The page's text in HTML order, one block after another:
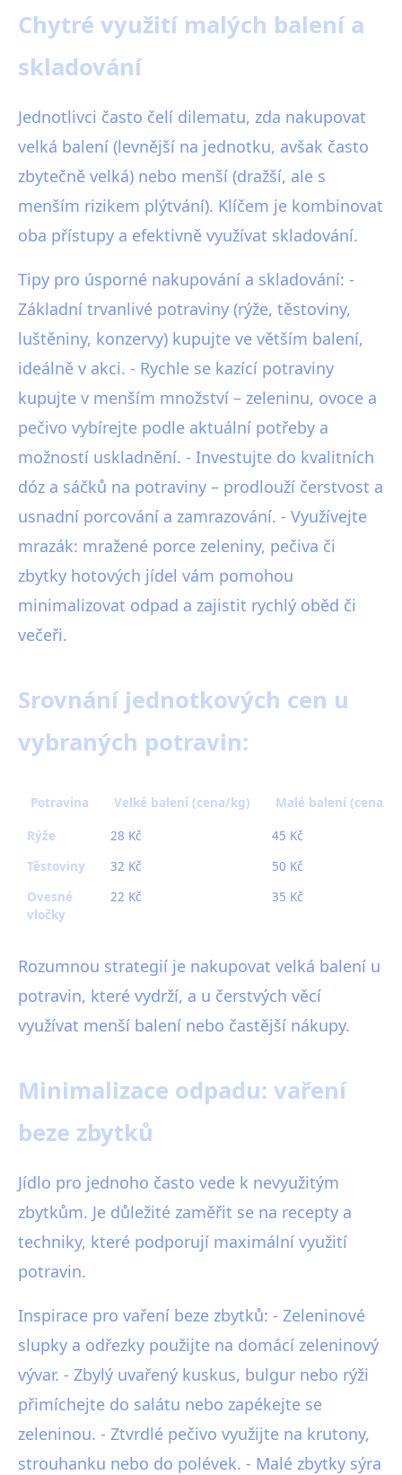
Chytré využití malých balení a
skladování
Jednotlivci často čelí dilematu, zda nakupovat
velká balení (levnější na jednotku, avšak často
zbytečně velká) nebo menší (dražší, ale s
menším rizikem plýtvání). Klíčem je kombinovat
oba přístupy a efektivně využívat skladování.
Tipy pro úsporné nakupování a skladování: -
Základní trvanlivé potraviny (rýže, těstoviny,
luštěniny, konzervy) kupujte ve větším balení,
ideálně v akci. - Rychle se kazící potraviny
kupujte v menším množství – zeleninu, ovoce a
pečivo vybírejte podle aktuální potřeby a
možností uskladnění. - Investujte do kvalitních
dóz a sáčků na potraviny – prodlouží čerstvost a
usnadní porcování a zamrazování. - Využívejte
mrazák: mražené porce zeleniny, pečiva či
zbytky hotových jídel vám pomohou
minimalizovat odpad a zajistit rychlý oběd či
večeři.
Srovnání jednotkových cen u
vybraných potravin:
Potravina Velké balení (cena/kg) Malé balení (cena/
Rýže 28 Kč
45 Kč
Těstoviny
32 Kč
50 Kč
Ovesné
vločky
22 Kč 35 Kč
Rozumnou strategií je nakupovat velká balení u
potravin, které vydrží, a u čerstvých věcí
využívat menší balení nebo častější nákupy.
Minimalizace odpadu: vaření
beze zbytků
Jídlo pro jednoho často vede k nevyužitým
zbytkům. Je důležité zaměřit se na recepty a
techniky, které podporují maximální využití
potravin.
Inspirace pro vaření beze zbytků: - Zeleninové
slupky a odřezky použijte na domácí zeleninový
vývar. - Zbylý uvařený kuskus, bulgur nebo rýži
přimíchejte do salátu nebo zapékejte se
zeleninou. - Ztvrdlé pečivo využijte na krutony,
strouhanku nebo do polévek. - Malé zbytky sýra